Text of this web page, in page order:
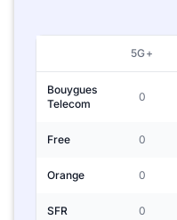
5G+
Bouygues
Telecom
0
Free 0
Orange 0
SFR 0